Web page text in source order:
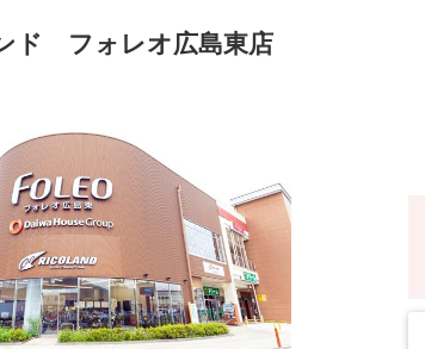
ド フォレオ広島東店